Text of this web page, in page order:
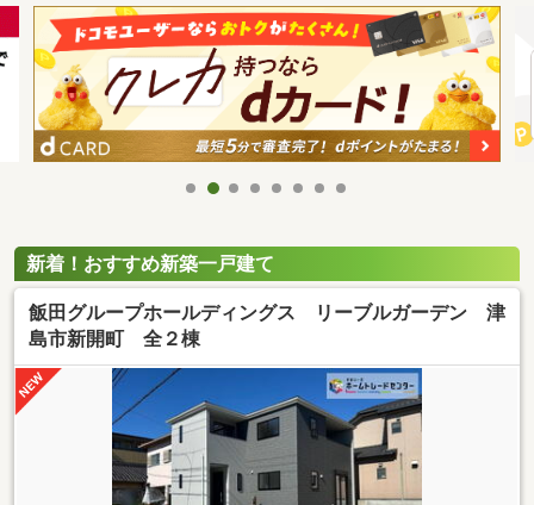
新着！おすすめ新築一戸建て
飯田グループホールディングス リーブルガーデン 津
島市新開町 全２棟